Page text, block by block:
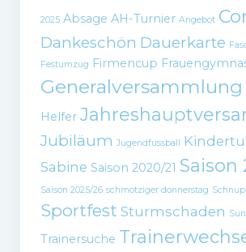
2025 Absage AH-Turnier Angebot
Dankeschön Dauerkarte
Festumzug
Firmencup
Generalversammlung
Helfer
Jubiläum Jugendfussball
Sabine Saison 2020/21 Saison
Saison 2025/26 schmotziger donnerstag
Sportfest Sturmschaden
Trainersuche